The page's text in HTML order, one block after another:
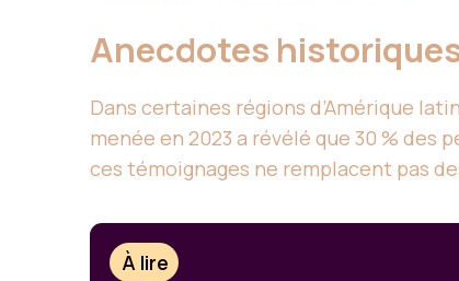
Anecdotes
Dans certaines régions d’Amérique
menée en 2023 a révélé que 30 %
ces témoignages ne remplacent pas
À lire